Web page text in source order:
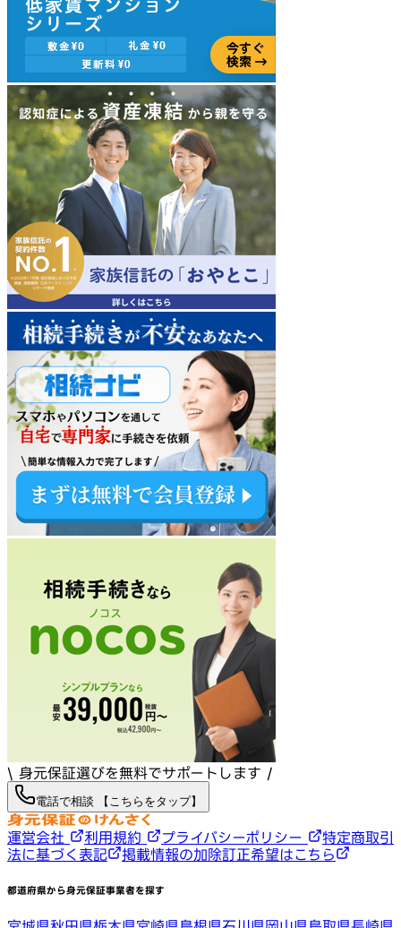
\ 身元保証選びを無料でサポートします /
電話で相談 【こちらをタップ】
運営会社 利用規約 プライバシーポリシー
特定商取引
法に基づく表記
掲載情報の加除訂正希望はこちら
都道府県から身元保証事業者を探す